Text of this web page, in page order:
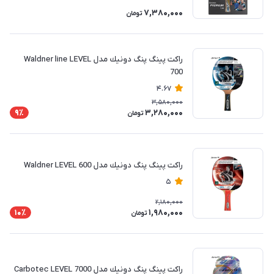
7,380,000 تومان
راكت پينگ پنگ دونيك مدل Waldner line LEVEL
700
4.67
3,580,000
3,280,000 تومان 9٪
راكت پينگ پنگ دونيك مدل Waldner LEVEL 600
5
2,180,000
1,980,000 تومان 10٪
راكت پينگ پنگ دونيك مدل Carbotec LEVEL 7000